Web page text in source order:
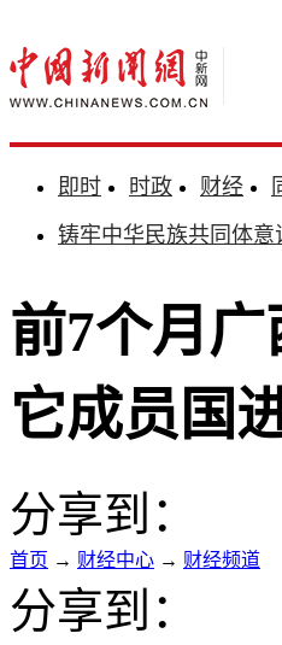
即时 时政 财经
铸牢中华民族共同体意
前7个月
它成员国
分享到：
首页 → 财经中心 → 财经频道
分享到：